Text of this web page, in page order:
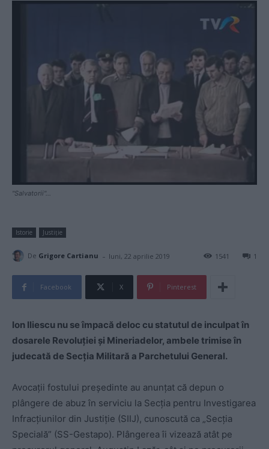
"Salvatorii"...
Istorie Justiție
De Grigore Cartianu - luni, 22 aprilie 2019 1
1541
Facebook X Pinterest
Ion Iliescu nu se împacă deloc cu statutul de inculpat în
dosarele Revoluției și Mineriadelor, ambele trimise în
judecată de Secția Militară a Parchetului General.
Avocații fostului președinte au anunțat că depun o
plângere de abuz în serviciu la Secția pentru Investigarea
Infracțiunilor din Justiție (SIIJ), cunoscută ca „Secția
Specială” (SS-Gestapo). Plângerea îi vizează atât pe